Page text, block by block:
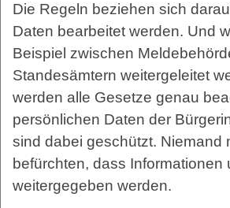
Die Regeln beziehen sich
Daten bearbeitet werden. Und
Beispiel zwischen
Standesämtern weitergeleitet
werden alle Gesetze genau
persönlichen Daten der
sind dabei geschützt. Niemand
befürchten, dass Informationen
weitergegeben werden.